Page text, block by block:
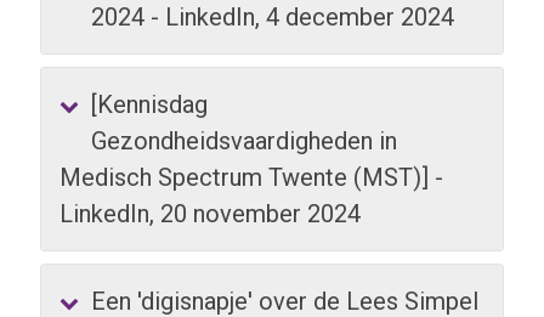
2024 - LinkedIn, 4 december 2024
[Kennisdag
Gezondheidsvaardigheden in
Medisch Spectrum Twente (MST)] -
LinkedIn, 20 november 2024
Een 'digisnapje' over de Lees Simpel